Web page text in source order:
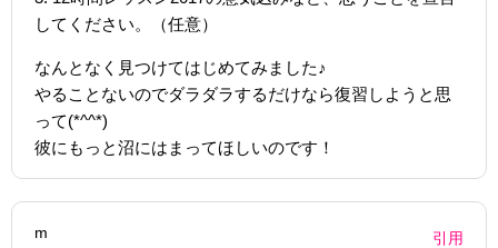
してください。（任意）
なんとなく見つけてはじめてみました♪
やることないのでダラダラするだけなら復習しようと思
って(*^^*)
彼にもっと沼にはまってほしいのです！
m
引用